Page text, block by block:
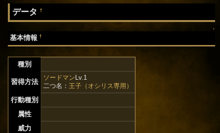
データ†
↑
基本情報†
種別
習得方法
ソードマン Lv.1
二つ名： 王子（オシリス専用）
行動種別
属性
威力